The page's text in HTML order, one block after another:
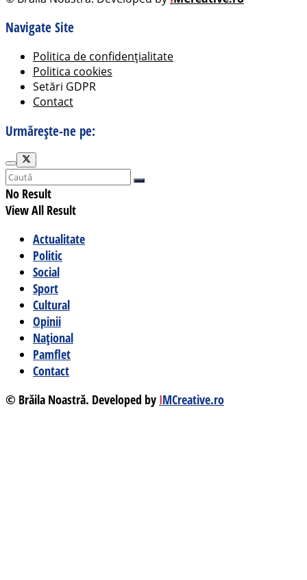
Navigate Site
Politica de confidențialitate
Politica cookies
Setări GDPR
Contact
Urmărește-ne pe:
No Result
View All Result
Actualitate
Politic
Social
Sport
Cultural
Opinii
Național
Pamflet
Contact
© Brăila Noastră. Developed by IMCreative.ro